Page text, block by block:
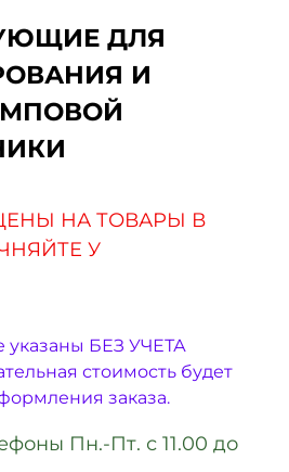
ДЛЯ
И
НА ТОВАРЫ В
У
указаны БЕЗ УЧЕТА
стоимость будет
заказа.
Пн.-Пт. с 11.00 до